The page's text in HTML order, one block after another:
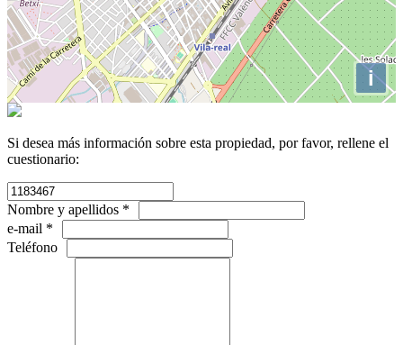
i
Si desea más información sobre esta propiedad, por favor, rellene el
cuestionario:
Nombre y apellidos *
e-mail *
Teléfono